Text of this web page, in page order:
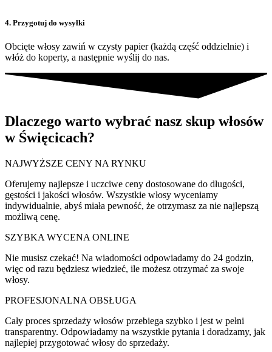
4. Przygotuj do wysyłki
Obcięte włosy zawiń w czysty papier (każdą część oddzielnie) i
włóż do koperty, a następnie wyślij do nas.
Dlaczego warto wybrać nasz skup włosów
w Święcicach?
NAJWYŻSZE CENY NA RYNKU
Oferujemy najlepsze i uczciwe ceny dostosowane do długości,
gęstości i jakości włosów. Wszystkie włosy wyceniamy
indywidualnie, abyś miała pewność, że otrzymasz za nie najlepszą
możliwą cenę.
SZYBKA WYCENA ONLINE
Nie musisz czekać! Na wiadomości odpowiadamy do 24 godzin,
więc od razu będziesz wiedzieć, ile możesz otrzymać za swoje
włosy.
PROFESJONALNA OBSŁUGA
Cały proces sprzedaży włosów przebiega szybko i jest w pełni
transparentny. Odpowiadamy na wszystkie pytania i doradzamy, jak
najlepiej przygotować włosy do sprzedaży.